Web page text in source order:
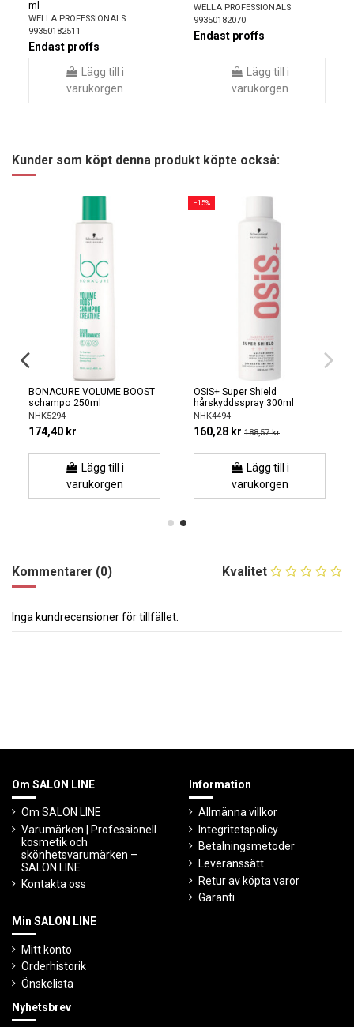
ml
WELLA PROFESSIONALS
99350182511
Endast proffs
Lägg till i
varukorgen
WELLA PROFESSIONALS
99350182070
Endast proffs
Lägg till i
varukorgen
Kunder som köpt denna produkt köpte också:
BONACURE VOLUME BOOST
schampo 250ml
NHK5294
174,40 kr
Lägg till i
varukorgen
−15%
OSiS+ Super Shield
hårskyddsspray 300ml
NHK4494
160,28 kr 188,57 kr
Lägg till i
varukorgen
Kvalitet
Kommentarer (0)
Inga kundrecensioner för tillfället.
Om SALON LINE
Om SALON LINE
Varumärken | Professionell
kosmetik och
skönhetsvarumärken –
SALON LINE
Kontakta oss
Information
Allmänna villkor
Integritetspolicy
Betalningsmetoder
Leveranssätt
Retur av köpta varor
Garanti
Min SALON LINE
Mitt konto
Orderhistorik
Önskelista
Nyhetsbrev